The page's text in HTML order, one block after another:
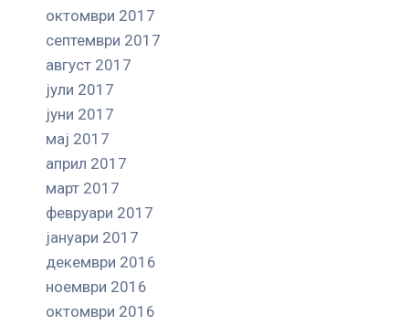
октомври 2017
септември 2017
август 2017
јули 2017
јуни 2017
мај 2017
април 2017
март 2017
февруари 2017
јануари 2017
декември 2016
ноември 2016
октомври 2016